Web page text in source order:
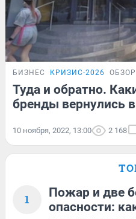
БИЗНЕС КРИЗИС-2026 ОБЗОР
Туда и обратно.
бренды вернулись
10 ноября, 2022, 13:00 2 168
1
Пожар и две
опасности: